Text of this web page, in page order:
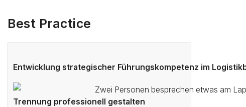
Best Practice
Entwicklung strategischer Führungskompetenz im
Trennung professionell gestalten